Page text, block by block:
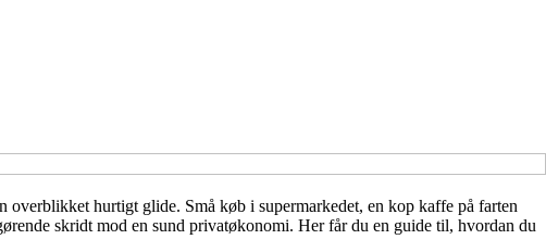
hurtigt glide. Små køb i supermarkedet, en kop kaffe på farten
skridt mod en sund privatøkonomi. Her får du en guide til, hvordan du